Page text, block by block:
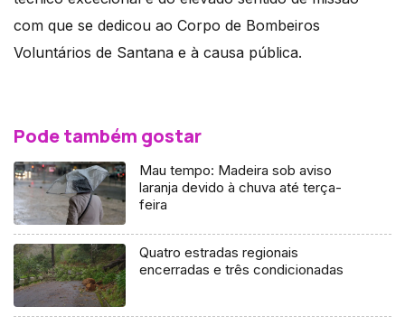
com que se dedicou ao Corpo de Bombeiros
Voluntários de Santana e à causa pública.
Pode também gostar
Mau tempo: Madeira sob aviso
laranja devido à chuva até terça-
feira
Quatro estradas regionais
encerradas e três condicionadas